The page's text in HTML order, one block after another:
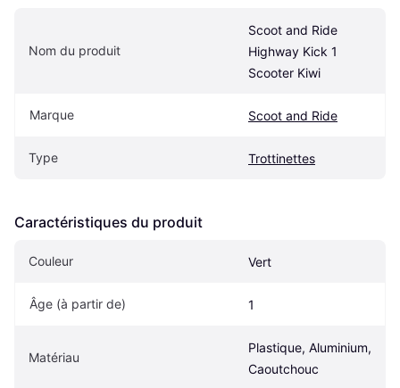
Nom du produit
Scoot and Ride
Highway Kick 1
Scooter Kiwi
Marque Scoot and Ride
Type Trottinettes
Caractéristiques du produit
Couleur Vert
Âge (à partir de) 1
Matériau
Plastique, Aluminium,
Caoutchouc